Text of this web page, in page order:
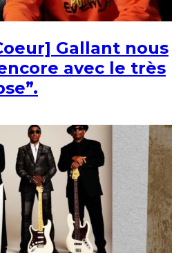
Gallant nous
avec le très